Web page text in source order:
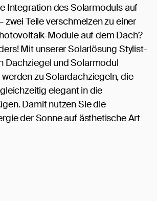
Integration des Solarmoduls auf
zwei Teile verschmelzen zu einer
Module auf dem Dach?
Mit unserer Solarlösung Stylist-
Dachziegel und Solarmodul
zu Solardachziegeln, die
elegant in die
Damit nutzen Sie die
der Sonne auf ästhetische Art